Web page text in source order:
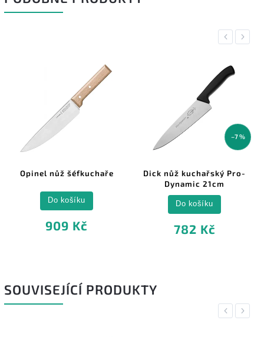
Previous
Opinel nůž šéfkuchaře
909 Kč
Do košíku
–7 %
Dick nůž kuchařský Pro-
Dynamic 21cm
782 Kč
Do košíku
Next
SOUVISEJÍCÍ PRODUKTY
Previous
Next